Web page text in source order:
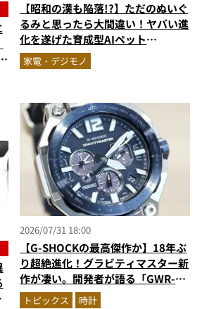
【昭和の漢も陥落!?】ただのぬいぐ
るみと思ったら大間違い！ヤバい進
化を遂げた育成型AIペット
「Fuzozo」にハートを奪われた
家電・デジモノ
2026/07/31 18:00
【G-SHOCKの最高傑作か】18年ぶ
り超絶進化！グラビティマスター新
作が凄い。開発者が語る「GWR-
B3000」最新ムーブメントの衝撃
トピックス 時計